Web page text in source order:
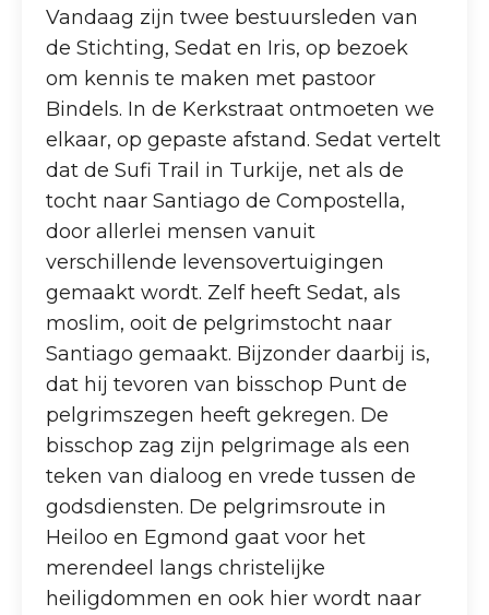
Vandaag zijn twee bestuursleden van
de Stichting, Sedat en Iris, op bezoek
om kennis te maken met pastoor
Bindels. In de Kerkstraat ontmoeten we
elkaar, op gepaste afstand. Sedat vertelt
dat de Sufi Trail in Turkije, net als de
tocht naar Santiago de Compostella,
door allerlei mensen vanuit
verschillende levensovertuigingen
gemaakt wordt. Zelf heeft Sedat, als
moslim, ooit de pelgrimstocht naar
Santiago gemaakt. Bijzonder daarbij is,
dat hij tevoren van bisschop Punt de
pelgrimszegen heeft gekregen. De
bisschop zag zijn pelgrimage als een
teken van dialoog en vrede tussen de
godsdiensten. De pelgrimsroute in
Heiloo en Egmond gaat voor het
merendeel langs christelijke
heiligdommen en ook hier wordt naar